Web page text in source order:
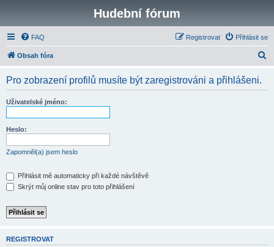
Hudební fórum
FAQ Přihlásit se
Registrovat
Obsah fóra
Pro zobrazení profilů musíte být zaregistrováni a přihlášeni.
Uživatelské jméno:
Heslo:
Zapomněl(a) jsem heslo
Přihlásit mě automaticky při každé návštěvě
Skrýt můj online stav pro toto přihlášení
REGISTROVAT